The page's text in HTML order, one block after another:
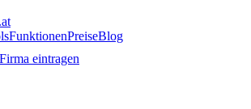
FunktionenPreiseBlog
Firma eintragen